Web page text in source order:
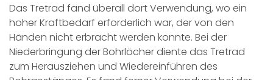
Das Tretrad fand überall dort Verwendung, wo ein
hoher Kraftbedarf erforderlich war, der von den
Händen nicht erbracht werden konnte. Bei der
Niederbringung der Bohrlöcher diente das Tretrad
zum Herausziehen und Wiedereinführen des